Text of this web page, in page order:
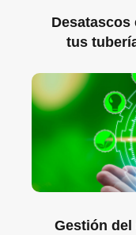
tus
Gestión